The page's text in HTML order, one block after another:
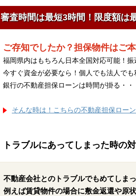
審査時間は最短3時間！限度額は
ご存知でしたか？担保物件はご
福岡県内はもちろん日本全国対応可能！振
今すぐ資金が必要なら！個人でも法人でも
銀行の不動産担保ローンは時間が掛る・・
そんな時は！こちらの不動産担保ロー
トラブルにあってしまった時の
不動産会社とのトラブルでもめてしま
例えば賃貸物件の場合に敷金返還や原